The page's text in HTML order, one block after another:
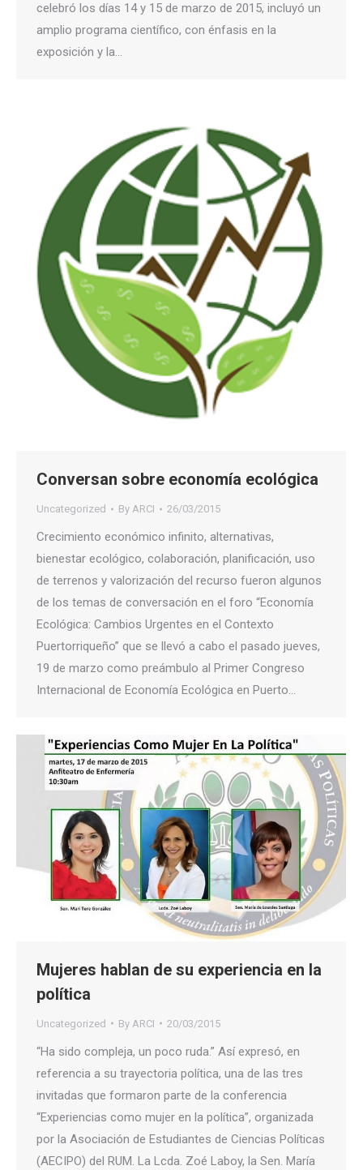
celebró los días 14 y 15 de marzo de 2015, incluyó un
amplio programa científico, con énfasis en la
exposición y la…
Conversan sobre economía ecológica
Uncategorized By ARCI 26/03/2015
Crecimiento económico infinito, alternativas,
bienestar ecológico, colaboración, planificación, uso
de terrenos y valorización del recurso fueron algunos
de los temas de conversación en el foro “Economía
Ecológica: Cambios Urgentes en el Contexto
Puertorriqueño” que se llevó a cabo el pasado jueves,
19 de marzo como preámbulo al Primer Congreso
Internacional de Economía Ecológica en Puerto…
Mujeres hablan de su experiencia en la
política
Uncategorized By ARCI 20/03/2015
“Ha sido compleja, un poco ruda.” Así expresó, en
referencia a su trayectoria política, una de las tres
invitadas que formaron parte de la conferencia
“Experiencias como mujer en la política”, organizada
por la Asociación de Estudiantes de Ciencias Políticas
(AECIPO) del RUM. La Lcda. Zoé Laboy, la Sen. María